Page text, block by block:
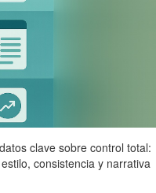
clave sobre control total:
consistencia y narrativa